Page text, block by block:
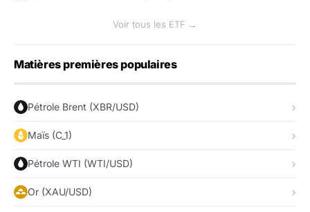
Voir tous les ETF →
Matières premières populaires
Pétrole Brent (XBR/USD)
Maïs (C_1)
Pétrole WTI (WTI/USD)
Or (XAU/USD)